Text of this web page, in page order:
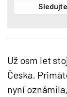
Už osm let
Česka.
nyní